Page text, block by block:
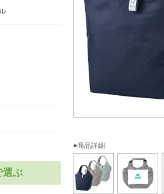
保冷
セルフ
●商品詳細
選ぶ